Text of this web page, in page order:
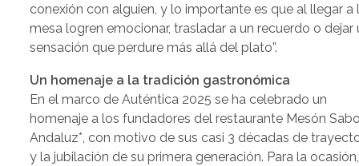
conexión con alguien, y lo importante es que al llegar a
mesa logren emocionar, trasladar a un recuerdo o dejar
sensación que perdure más allá del plato”.
Un homenaje a la tradición gastronómica
En el marco de Auténtica 2025 se ha celebrado un
homenaje a los fundadores del restaurante Mesón
Andaluz*, con motivo de sus casi 3 décadas de
y la jubilación de su primera generación. Para la ocasión,